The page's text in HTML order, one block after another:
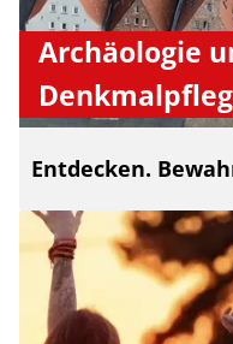
Archäologie
Entdecken.